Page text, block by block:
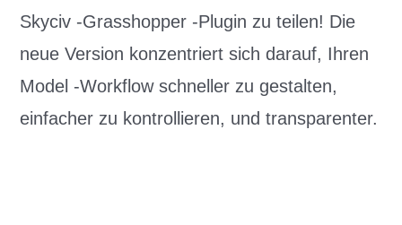
Skyciv -Grasshopper -Plugin zu teilen! Die
neue Version konzentriert sich darauf, Ihren
Model -Workflow schneller zu gestalten,
einfacher zu kontrollieren, und transparenter.